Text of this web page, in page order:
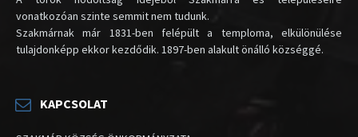
vonatkozóan szinte semmit nem tudunk.
Szakmárnak már 1831-ben felépült a temploma, elkülönülése
tulajdonképp ekkor kezdődik. 1897-ben alakult önálló községgé.
KAPCSOLAT